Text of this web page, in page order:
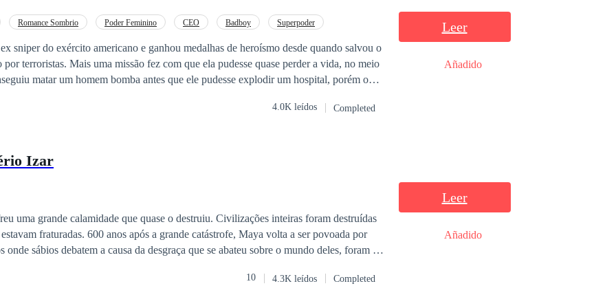
as atividades que envolvam humanos sintéticos, mesmo que precise colocar vidas em
do seu passado — é adicionado à equação, o futuro tão desejado por Vince
sedutor. Lascivo, misterioso e impenitente, Sangue & Circuito
com uma dose envolvente de homoerotismo.
Romance Sombrio Poder Feminino CEO Badboy
Superpoder
sniper do exército americano e ganhou medalhas de heroísmo desde quando salvou o
por terroristas. Mais uma missão fez com que ela pudesse quase perder a vida, no meio
matar um homem bomba antes que ele pudesse explodir um hospital, porém o
do prédio onde estava ,seu corpo foi praticamente destruído restando apenas o
imaginar...
4.0K leídos Completed
Leer
Añadido
Izar
uma grande calamidade que quase o destruiu. Civilizações inteiras foram destruídas
fraturadas. 600 anos após a grande catástrofe, Maya volta a ser povoada por
onde sábios debatem a causa da desgraça que se abateu sobre o mundo deles, foram os
nas Terras Altas, lar do Império Izar onde o jovem Xi Zhang, sexto filho do
10 4.3K leídos Completed
Leer
Añadido